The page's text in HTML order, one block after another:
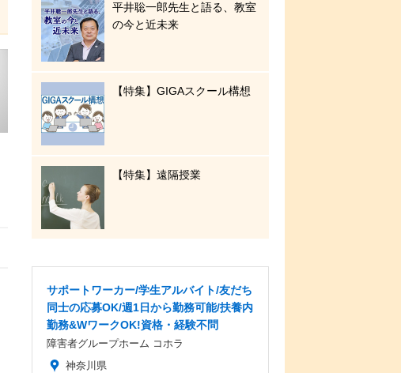
平井聡一郎先生と語る、教室
の今と近未来
【特集】GIGAスクール構想
【特集】遠隔授業
サポートワーカー/学生アルバイト/友だち
同士の応募OK/週1日から勤務可能/扶養内
勤務&WワークOK!資格・経験不問
障害者グループホーム コホラ
神奈川県